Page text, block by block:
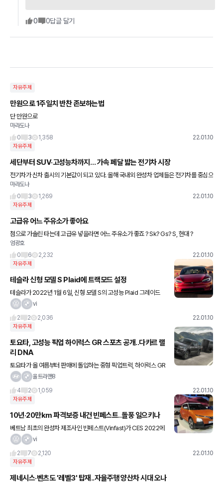
0 0답글 달기
자유주제
만원으로 1주일치 반찬 존보하는법
단 만원으로
마라도나
0
3 1,358 22.01.10
자유주제
세단부터 SUV·고성능차까지… 가속 페달 밟는 전기차 시장
전기차가 신차 출시의 기본값이 되고 있다. 올해 국내외 완성차 업체들은 전기차를 중심으
로 한 다양한 라인업을 내세우며 전기차 대전을 예고한다. 세단부터 스포츠유틸리티차(S
UV)를 넘어 고성능차에 이
마라도나
0
3 1,269 22.01.10
자유주제
고급유 어느 주유소가 좋아요
첨으로 가솔린 타는데 고급유 넣을라면 어느 주유소가 좋죠 ? Sk? Gs? S, 현대 ?
엄광호
0
6 2,232 22.01.10
자유주제
테슬라 신형 모델 S Plaid에 트랙모드 설정
테슬라가 2022년 1월 6일, 신형 모델 S의 고성능 Plaid 그레이드
에 트랙 모드를 채용한다고 발표했다. Plaid 그레이드 3개의 모터
vi
2
2 2,036 22.01.10
자유주제
토요타, 고성능 픽업 하이럭스 GR 스포츠 공개..다카르 랠
리 DNA
토요타가 올 여름부터 판매에 돌입하는 중형 픽업트럭, 하이럭스 GR
스포츠(Hilux GR Sport)를 공개했습니다 다카르 랠리 우승 DNA를
울트라맨8
4
2 1,059 22.01.10
자유주제
10년·20만km 파격보증 내건 빈페스트..돌풍 일으키나
베트남 최초의 완성차 제조사인 빈페스트(Vinfast)가 CES 2022에
서 전기차 5종을 공개했다. 올해 4분기부터 미국과 유럽에서 판매를
vi
2
7 2,120 22.01.10
자유주제
제네시스·벤츠도 '레벨3' 탑재..자율주행 양산차 시대 오나